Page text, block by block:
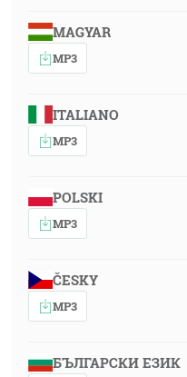
MAGYAR
MP3
ITALIANO
MP3
POLSKI
MP3
ČESKY
MP3
БЪЛГАРСКИ ЕЗИК